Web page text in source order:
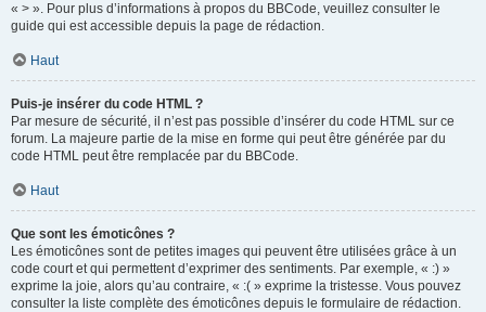
« > ». Pour plus d’informations à propos du BBCode, veuillez consulter le
guide qui est accessible depuis la page de rédaction.
Haut
Puis-je insérer du code HTML ?
Par mesure de sécurité, il n’est pas possible d’insérer du code HTML sur ce
forum. La majeure partie de la mise en forme qui peut être générée par du
code HTML peut être remplacée par du BBCode.
Haut
Que sont les émoticônes ?
Les émoticônes sont de petites images qui peuvent être utilisées grâce à un
code court et qui permettent d’exprimer des sentiments. Par exemple, « :) »
exprime la joie, alors qu’au contraire, « :( » exprime la tristesse. Vous pouvez
consulter la liste complète des émoticônes depuis le formulaire de rédaction.